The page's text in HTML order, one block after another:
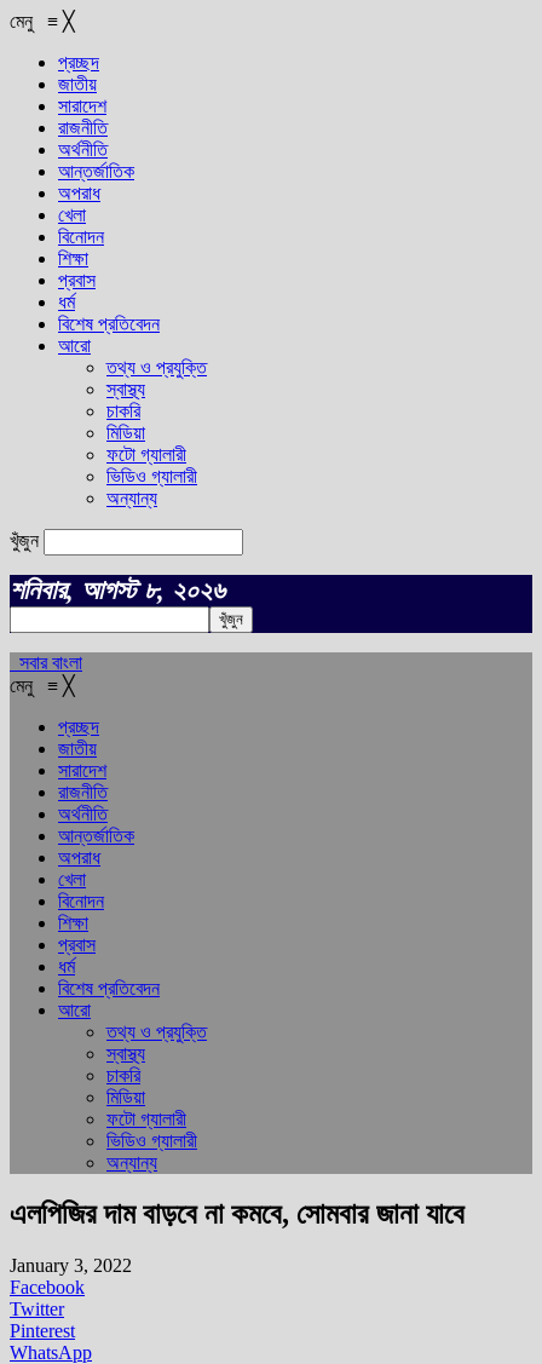
মেনু ≡ ╳
প্রচ্ছদ
জাতীয়
সারাদেশ
রাজনীতি
অর্থনীতি
আন্তর্জাতিক
অপরাধ
খেলা
বিনোদন
শিক্ষা
প্রবাস
ধর্ম
বিশেষ প্রতিবেদন
আরো
তথ্য ও প্রযুক্তি
স্বাস্থ্য
চাকরি
মিডিয়া
ফটো গ্যালারী
ভিডিও গ্যালারী
অন্যান্য
খুঁজুন
শনিবার, আগস্ট ৮, ২০২৬
সবার বাংলা
মেনু ≡ ╳
প্রচ্ছদ
জাতীয়
সারাদেশ
রাজনীতি
অর্থনীতি
আন্তর্জাতিক
অপরাধ
খেলা
বিনোদন
শিক্ষা
প্রবাস
ধর্ম
বিশেষ প্রতিবেদন
আরো
তথ্য ও প্রযুক্তি
স্বাস্থ্য
চাকরি
মিডিয়া
ফটো গ্যালারী
ভিডিও গ্যালারী
অন্যান্য
এলপিজির দাম বাড়বে না কমবে, সোমবার জানা যাবে
January 3, 2022
Facebook
Twitter
Pinterest
WhatsApp